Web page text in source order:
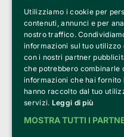
Utilizziamo i cookie per
contenuti, annunci e per
nostro traffico.
informazioni sul tuo utilizzo
con i nostri partner
che potrebbero combinarle
informazioni che hai fornito
hanno raccolto dal tuo
servizi. Leggi di più
MOSTRA TUTTI I